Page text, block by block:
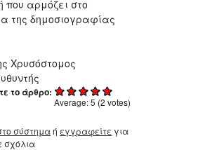
που αρμόζει στο
της δημοσιογραφίας
Χρυσόστομος
το άρθρο:
Average:5 (2 votes)
σύστημαή εγγραφείτε για
σχόλια